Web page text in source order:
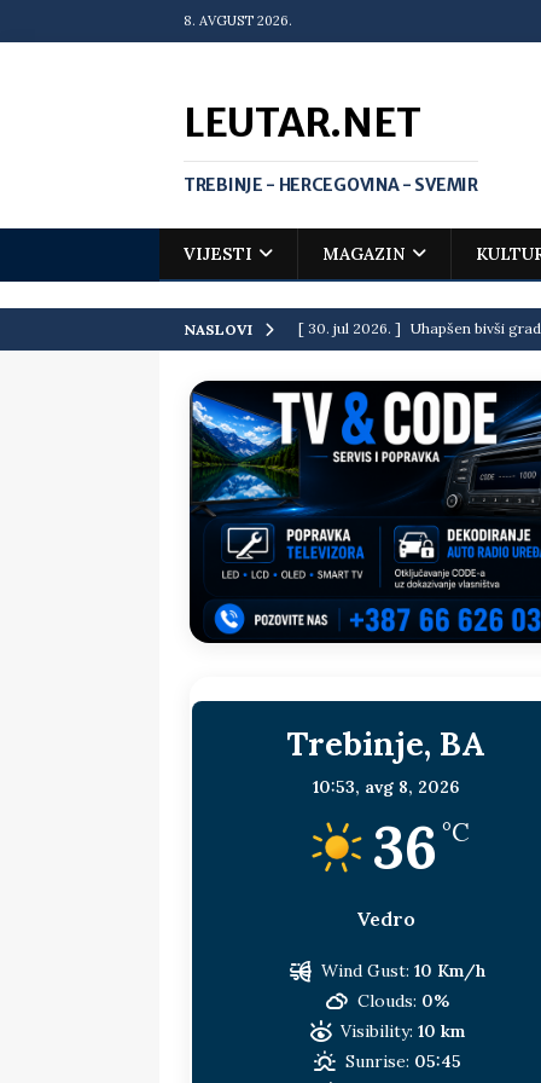
8. AVGUST 2026.
LEUTAR.NET
TREBINJE - HERCEGOVINA - SVEMIR
VIJESTI MAGAZIN
NASLOVI [ 30. jul 2026. ] Uhapšen bivši
matematičkoj olimpijadi VIJESTI
[ 19. jul 2026. ] Da li i obraz ima
[ 16. jul 2026. ] Mile će da ti oprosti
[ 16. jul 2026. ] Krediti i dugovi
[ 15. jul 2026. ] Politički potres u
sljedeća meta!? BOSNA I
[ 13. jul 2026. ] Dodik i Vučić nisu
[ 11. jul 2026. ] Ako se povučemo i
HERCEGOVINA
[ 9. jul 2026. ] RTRS-u blokirani
Trebinje, BA
10:53, avg 8, 2026
36 °C
Vedro
Wind Gust: 10 Km/h
Clouds: 0%
Visibility: 10 km
Sunrise: 05:45